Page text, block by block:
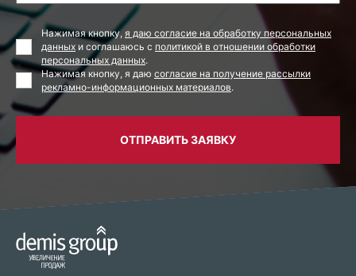
Нажимая кнопку,я даю согласие на обработку персональных
данных и соглашаюсь с политикой в отношении обработки
персональных данных.
Нажимая кнопку, я даю согласие на получение рассылки
рекламно-информационных материалов.
ОТПРАВИТЬ ЗАЯВКУ